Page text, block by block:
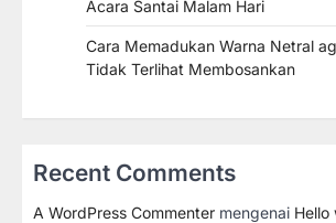
Acara Santai Malam Hari
Cara Memadukan Warna Netral
Tidak Terlihat Membosankan
Recent Comments
A WordPress Commenter mengenai Hello